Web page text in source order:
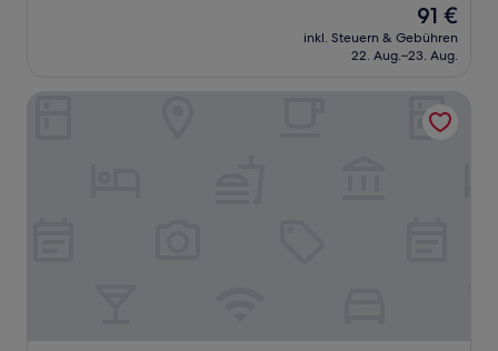
Der
Preis
beträgt
91 €
inkl. Steuern & Gebühren
22. Aug.–23. Aug.